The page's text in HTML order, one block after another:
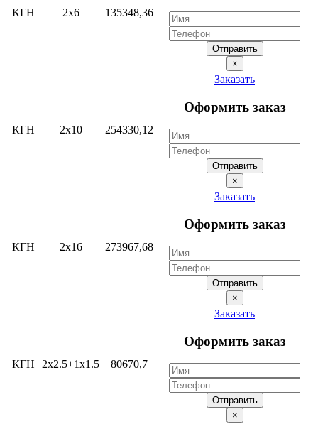
КГН 2х6 135348,36
Отправить
×
КГН 2х10 254330,12
Заказать
Оформить заказ
Отправить
×
КГН 2х16 273967,68
Заказать
Оформить заказ
Отправить
×
КГН 2х2.5+1х1.5 80670,7
Заказать
Оформить заказ
Отправить
×